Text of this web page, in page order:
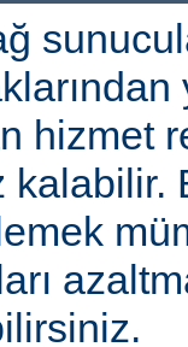
hizmet
kalabilir.